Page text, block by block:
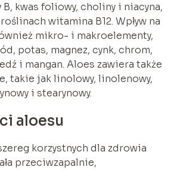
kwas foliowy, choliny i niacyna,
witamina B12. Wpływ na
mikro- i makroelementy,
potas, magnez, cynk, chrom,
i mangan. Aloes zawiera także
takie jak linolowy, linolenowy,
i stearynowy.
aloesu
korzystnych dla zdrowia
przeciwzapalnie,